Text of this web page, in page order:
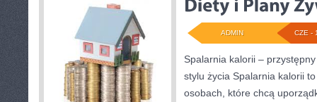
CZE -
ADMIN
Spalarnia kalorii –
stylu życia Spalarnia kalorii
osobach, które chcą